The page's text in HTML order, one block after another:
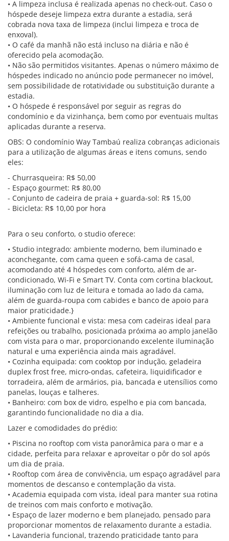
• A limpeza inclusa é realizada apenas no check-out. Caso o
hóspede deseje limpeza extra durante a estadia, será
cobrada nova taxa de limpeza (inclui limpeza e troca de
enxoval).
• O café da manhã não está incluso na diária e não é
oferecido pela acomodação.
• Não são permitidos visitantes. Apenas o número máximo de
hóspedes indicado no anúncio pode permanecer no imóvel,
sem possibilidade de rotatividade ou substituição durante a
estadia.
• O hóspede é responsável por seguir as regras do
condomínio e da vizinhança, bem como por eventuais multas
aplicadas durante a reserva.
OBS: O condomínio Way Tambaú realiza cobranças adicionais
para a utilização de algumas áreas e itens comuns, sendo
eles:
- Churrasqueira: R$ 50,00
- Espaço gourmet: R$ 80,00
- Conjunto de cadeira de praia + guarda-sol: R$ 15,00
- Bicicleta: R$ 10,00 por hora
Para o seu conforto, o studio oferece:
• Studio integrado: ambiente moderno, bem iluminado e
aconchegante, com cama queen e sofá-cama de casal,
acomodando até 4 hóspedes com conforto, além de ar-
condicionado, Wi-Fi e Smart TV. Conta com cortina blackout,
iluminação com luz de leitura e tomada ao lado da cama,
além de guarda-roupa com cabides e banco de apoio para
maior praticidade.}
• Ambiente funcional e vista: mesa com cadeiras ideal para
refeições ou trabalho, posicionada próxima ao amplo janelão
com vista para o mar, proporcionando excelente iluminação
natural e uma experiência ainda mais agradável.
• Cozinha equipada: com cooktop por indução, geladeira
duplex frost free, micro-ondas, cafeteira, liquidificador e
torradeira, além de armários, pia, bancada e utensílios como
panelas, louças e talheres.
• Banheiro: com box de vidro, espelho e pia com bancada,
garantindo funcionalidade no dia a dia.
Lazer e comodidades do prédio:
• Piscina no rooftop com vista panorâmica para o mar e a
cidade, perfeita para relaxar e aproveitar o pôr do sol após
um dia de praia.
• Rooftop com área de convivência, um espaço agradável para
momentos de descanso e contemplação da vista.
• Academia equipada com vista, ideal para manter sua rotina
de treinos com mais conforto e motivação.
• Espaço de lazer moderno e bem planejado, pensado para
proporcionar momentos de relaxamento durante a estadia.
• Lavanderia funcional, trazendo praticidade tanto para